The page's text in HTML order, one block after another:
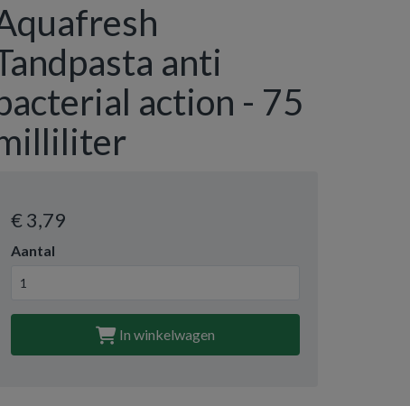
anti
action - 75
€ 3,79
Aantal
In winkelwagen